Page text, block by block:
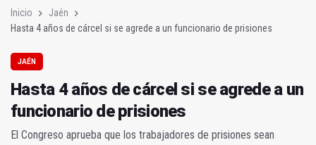
Inicio
Jaén
Hasta 4 años de cárcel si se agrede a un funcionario de prisiones
JAÉN
Hasta 4 años de cárcel si se agrede a un
funcionario de prisiones
El Congreso aprueba que los trabajadores de prisiones sean